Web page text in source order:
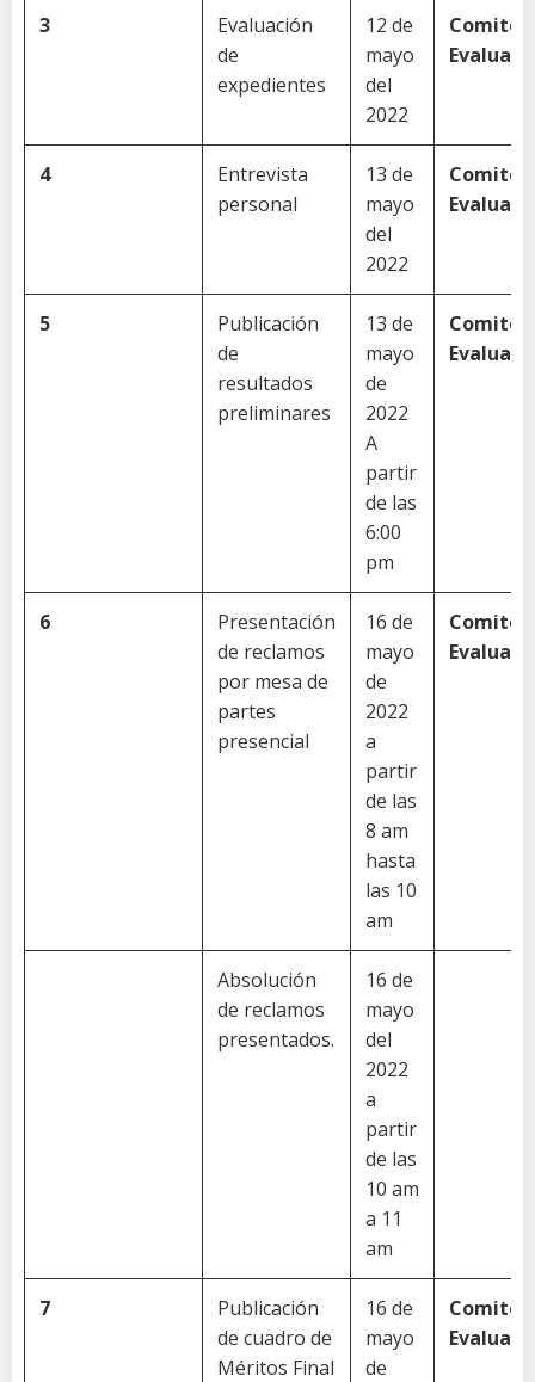
3
Evaluación
de
expedientes
12 de
mayo
del
2022
Comité
4
Entrevista
personal
13 de
mayo
del
2022
Comité
5
Publicación
de
resultados
preliminares
13 de
mayo
de
2022
A
partir
de las
6:00
pm
Comité
6
Presentación
de reclamos
por mesa de
partes
presencial
16 de
mayo
de
2022
a
partir
de las
8 am
hasta
las 10
am
Comité
Absolución
de reclamos
presentados.
16 de
mayo
del
2022
a
partir
de las
10 am
a 11
am
7
Publicación
de cuadro de
Méritos Final
16 de
mayo
de
Comité